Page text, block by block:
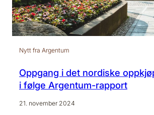
Nytt fra Argentum
Oppgang i det nordiske
i følge Argentum-rapport
21. november 2024